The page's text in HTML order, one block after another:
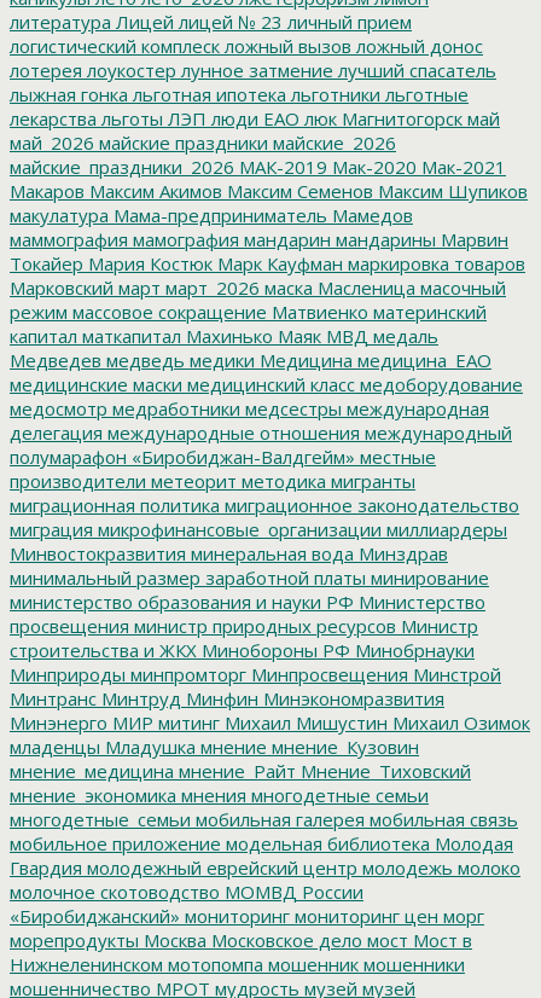
литература Лицей лицей № 23 личный прием
логистический комплеск ложный вызов ложный донос
лотерея лоукостер лунное затмение лучший спасатель
лыжная гонка льготная ипотека льготники льготные
лекарства льготы ЛЭП люди ЕАО люк Магнитогорск май
май_2026 майские праздники майские_2026
майские_праздники_2026 МАК-2019 Мак-2020 Мак-2021
Макаров Максим Акимов Максим Семенов Максим Шупиков
макулатура Мама-предприниматель Мамедов
маммография мамография мандарин мандарины Марвин
Токайер Мария Костюк Марк Кауфман маркировка товаров
Марковский март март_2026 маска Масленица масочный
режим массовое сокращение Матвиенко материнский
капитал маткапитал Махинько Маяк МВД медаль
Медведев медведь медики Медицина медицина_ЕАО
медицинские маски медицинский класс медоборудование
медосмотр медработники медсестры международная
делегация международные отношения международный
полумарафон «Биробиджан-Валдгейм» местные
производители метеорит методика мигранты
миграционная политика миграционное законодательство
миграция микрофинансовые_организации миллиардеры
Минвостокразвития минеральная вода Минздрав
минимальный размер заработной платы минирование
министерство образования и науки РФ Министерство
просвещения министр природных ресурсов Министр
строительства и ЖКХ Минобороны РФ Минобрнауки
Минприроды минпромторг Минпросвещения Минстрой
Минтранс Минтруд Минфин Минэкономразвития
Минэнерго МИР митинг Михаил Мишустин Михаил Озимок
младенцы Младушка мнение мнение_Кузовин
мнение_медицина мнение_Райт Мнение_Тиховский
мнение_экономика мнения многодетные семьи
многодетные_семьи мобильная галерея мобильная связь
мобильное приложение модельная библиотека Молодая
Гвардия молодежный еврейский центр молодежь молоко
молочное скотоводство МОМВД России
«Биробиджанский» мониторинг мониторинг цен морг
морепродукты Москва Московское дело мост Мост в
Нижнеленинском мотопомпа мошенник мошенники
мошенничество МРОТ мудрость музей музей